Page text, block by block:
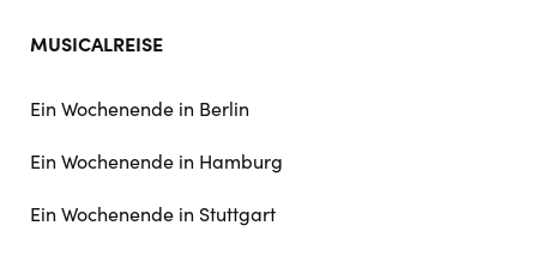
MUSICALREISE
Ein Wochenende in Berlin
Ein Wochenende in Hamburg
Ein Wochenende in Stuttgart